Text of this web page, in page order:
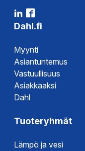
Esite
Dahl.fi
Myynti
Asiantuntemus
Vastuullisuus
Asiakkaaksi
Dahl
Tuoteryhmät
Lämpö ja vesi